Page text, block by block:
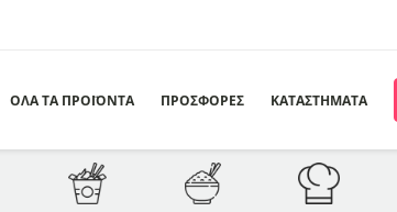
ΟΛΑ ΤΑ ΠΡΟΪΟΝΤΑ
ΟΡΕΚΤΙΚΑ ΣΑΛΑΤΕΣ
ΠΡΟΣΦΟΡΕΣ ΚΑΤΑΣΤΗΜΑΤΑ